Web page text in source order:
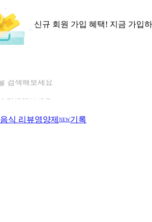
신규 회원 가입 혜택! 지금 가입
음식 리뷰영양제 NEW기록